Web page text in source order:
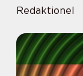
Redaktionel